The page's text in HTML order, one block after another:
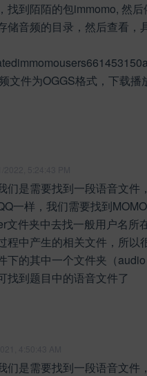
找到陌陌的包immomo, 然
储音频的目录，然后查看，
文件为OGGS格式，下载播
们是需要找到一段语音文件
一样，我们需要找到
文件夹中去找一般用户名所
程中产生的相关文件，所以
下的其中一个文件夹（
找到题目中的语音文件了
们是需要找到一段语音文件